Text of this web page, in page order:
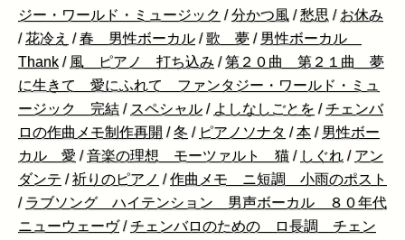
ジー・ワールド・ミュージック /分かつ風 /愁思 / お休み
/花冷え /春 男性ボーカル /歌 夢 / 男性ボーカル
Thank / 風 ピアノ 打ち込み /第２０曲 第２１曲 夢
に生きて 愛にふれて ファンタジー・ワールド・ミュ
ージック 完結 / スペシャル / よしなしごとを /チェンバ
ロの作曲メモ制作再開 /冬 / ピアノソナタ /本 / 男性ボー
カル 愛 /音楽の理想 モーツァルト 猫 / しぐれ / アン
ダンテ /祈りのピアノ /作曲メモ ニ短調 小雨のポスト
/ ラブソング ハイテンション 男声ボーカル ８０年代
ニューウェーヴ /チェンバロのための ロ長調 チェン